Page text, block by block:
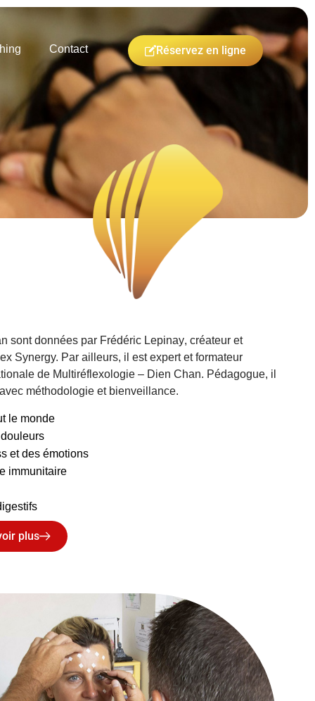
Contact Réservez en ligne
sontdonnées par Frédéric Lepinay, créateur et
Synergy. Par ailleurs, il est expert et formateur
de Multiréflexologie – Dien Chan. Pédagogue, il
méthodologie et bienveillance.
le monde
et des émotions
immunitaire
plus